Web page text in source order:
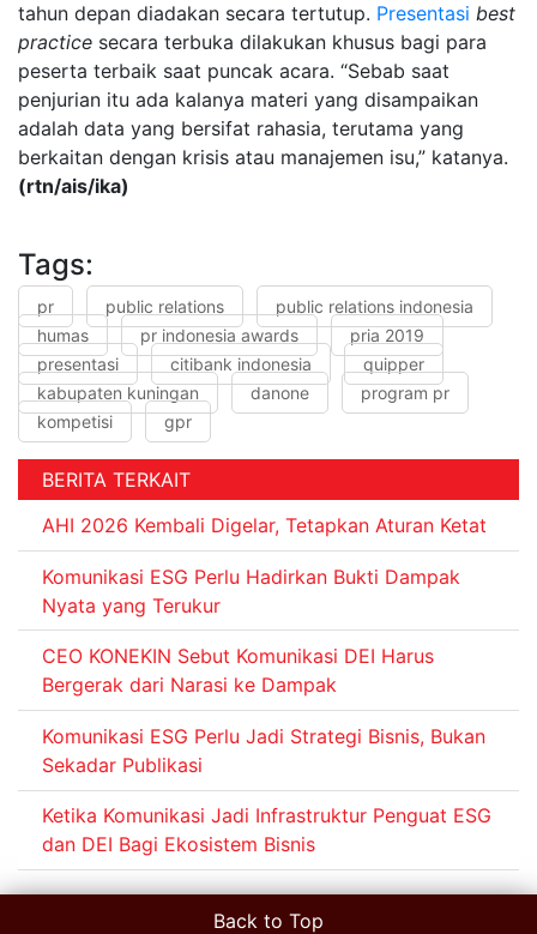
tahun depan diadakan secara tertutup. Presentasi best
practice secara terbuka dilakukan khusus bagi para
peserta terbaik saat puncak acara. “Sebab saat
penjurian itu ada kalanya materi yang disampaikan
adalah data yang bersifat rahasia, terutama yang
berkaitan dengan krisis atau manajemen isu,” katanya.
(rtn/ais/ika)
Tags:
pr public relations
public relations indonesia
humas
pr indonesia awards
pria 2019
presentasi
citibank indonesia
quipper
kabupaten kuningan
danone
program pr
kompetisi
gpr
BERITA TERKAIT
AHI 2026 Kembali Digelar, Tetapkan Aturan Ketat
Komunikasi ESG Perlu Hadirkan Bukti Dampak
Nyata yang Terukur
CEO KONEKIN Sebut Komunikasi DEI Harus
Bergerak dari Narasi ke Dampak
Komunikasi ESG Perlu Jadi Strategi Bisnis, Bukan
Sekadar Publikasi
Ketika Komunikasi Jadi Infrastruktur Penguat ESG
dan DEI Bagi Ekosistem Bisnis
Back to Top